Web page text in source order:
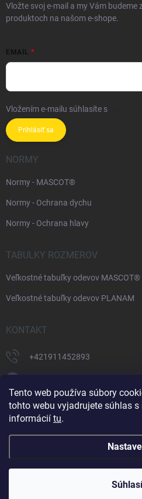
Tento web používa súbory
tohto webu vyjadrujete súhlas
informácií tu.
Vložte svoj e-mail a my Vám
produktoch na našom e-shope.
EMAIL
Vložením e-mailu súhlasíte s
Prihlásiť sa
NORMY
Normy - MASCOT®
Normy - Ochrana dychu
Normy - Ochrana hlavy
TABULKY ROZMEROV
Veľkostné tabuľky odevov MASCOT®
Veľkostné tabuľky odevov PLANAM
KONTAKT
+421911452893
supermonterky/
Copyright 2026Supermonterky.sk.
nastavenie